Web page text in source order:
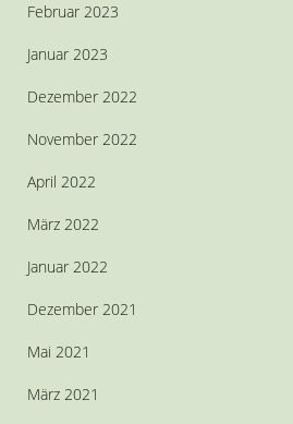
Februar 2023
Januar 2023
Dezember 2022
November 2022
April 2022
März 2022
Januar 2022
Dezember 2021
Mai 2021
März 2021